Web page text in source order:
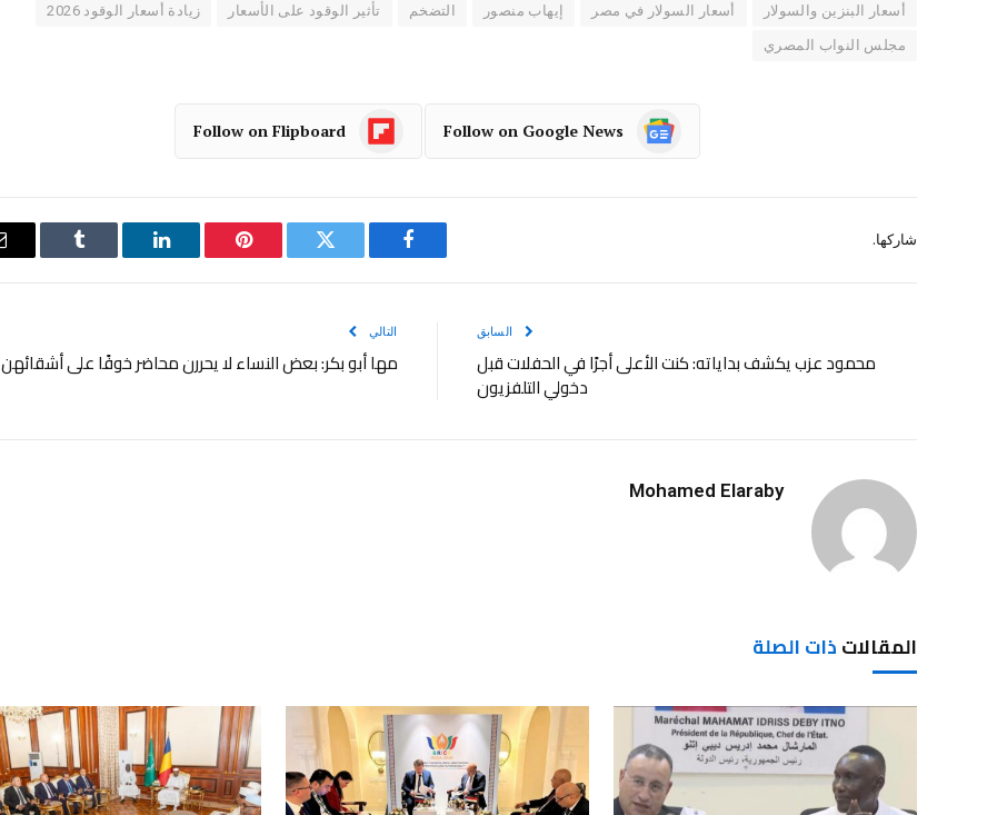
أسعار البنزين والسولار أسعار السولار في مصر إيهاب منصور التضخم تأثير الوقود على الأسعار زيادة أسعار الوقود 2026
مجلس النواب المصري
Follow on Google News
Follow on Flipboard
شاركها.
فيسبوك
تويتر بينتيريستلينكدإن Tumblr
السابق
محمود عزب يكشف بداياته: كنت الأعلى أجرًا في الحفلات قبل
دخولي التلفزيون
التالي
مها أبو بكر: بعض النساء لا يحررن محاضر خوفًا على أشقائهن
Mohamed Elaraby
المقالاتذات الصلة